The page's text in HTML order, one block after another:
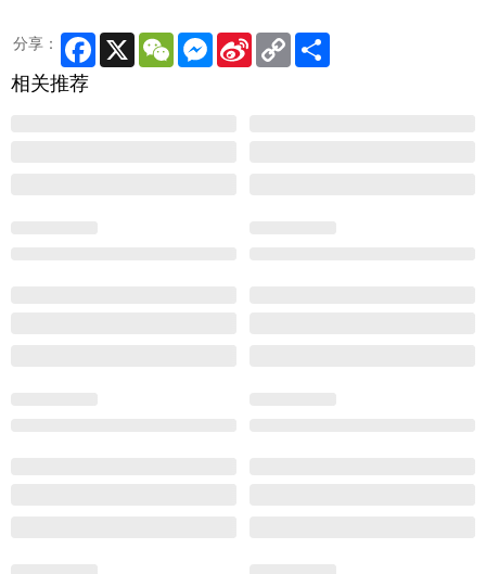
分享： Facebook
X WeChatMessenger
Sina
Weibo
Copy
Link
相关推荐